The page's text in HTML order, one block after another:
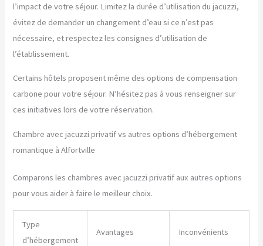
l’impact de votre séjour. Limitez la durée d’utilisation du jacuzzi,
évitez de demander un changement d’eau si ce n’est pas
nécessaire, et respectez les consignes d’utilisation de
l’établissement.
Certains hôtels proposent même des options de compensation
carbone pour votre séjour. N’hésitez pas à vous renseigner sur
ces initiatives lors de votre réservation.
Chambre avec jacuzzi privatif vs autres options d’hébergement
romantique à Alfortville
Comparons les chambres avec jacuzzi privatif aux autres options
pour vous aider à faire le meilleur choix.
Type
d’hébergement
Avantages Inconvénients